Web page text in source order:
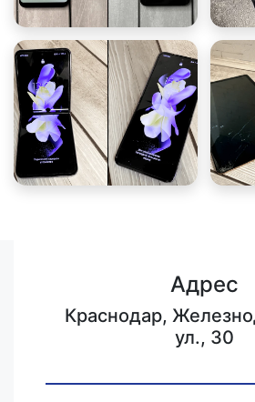
Адрес
Краснодар,
ул., 30